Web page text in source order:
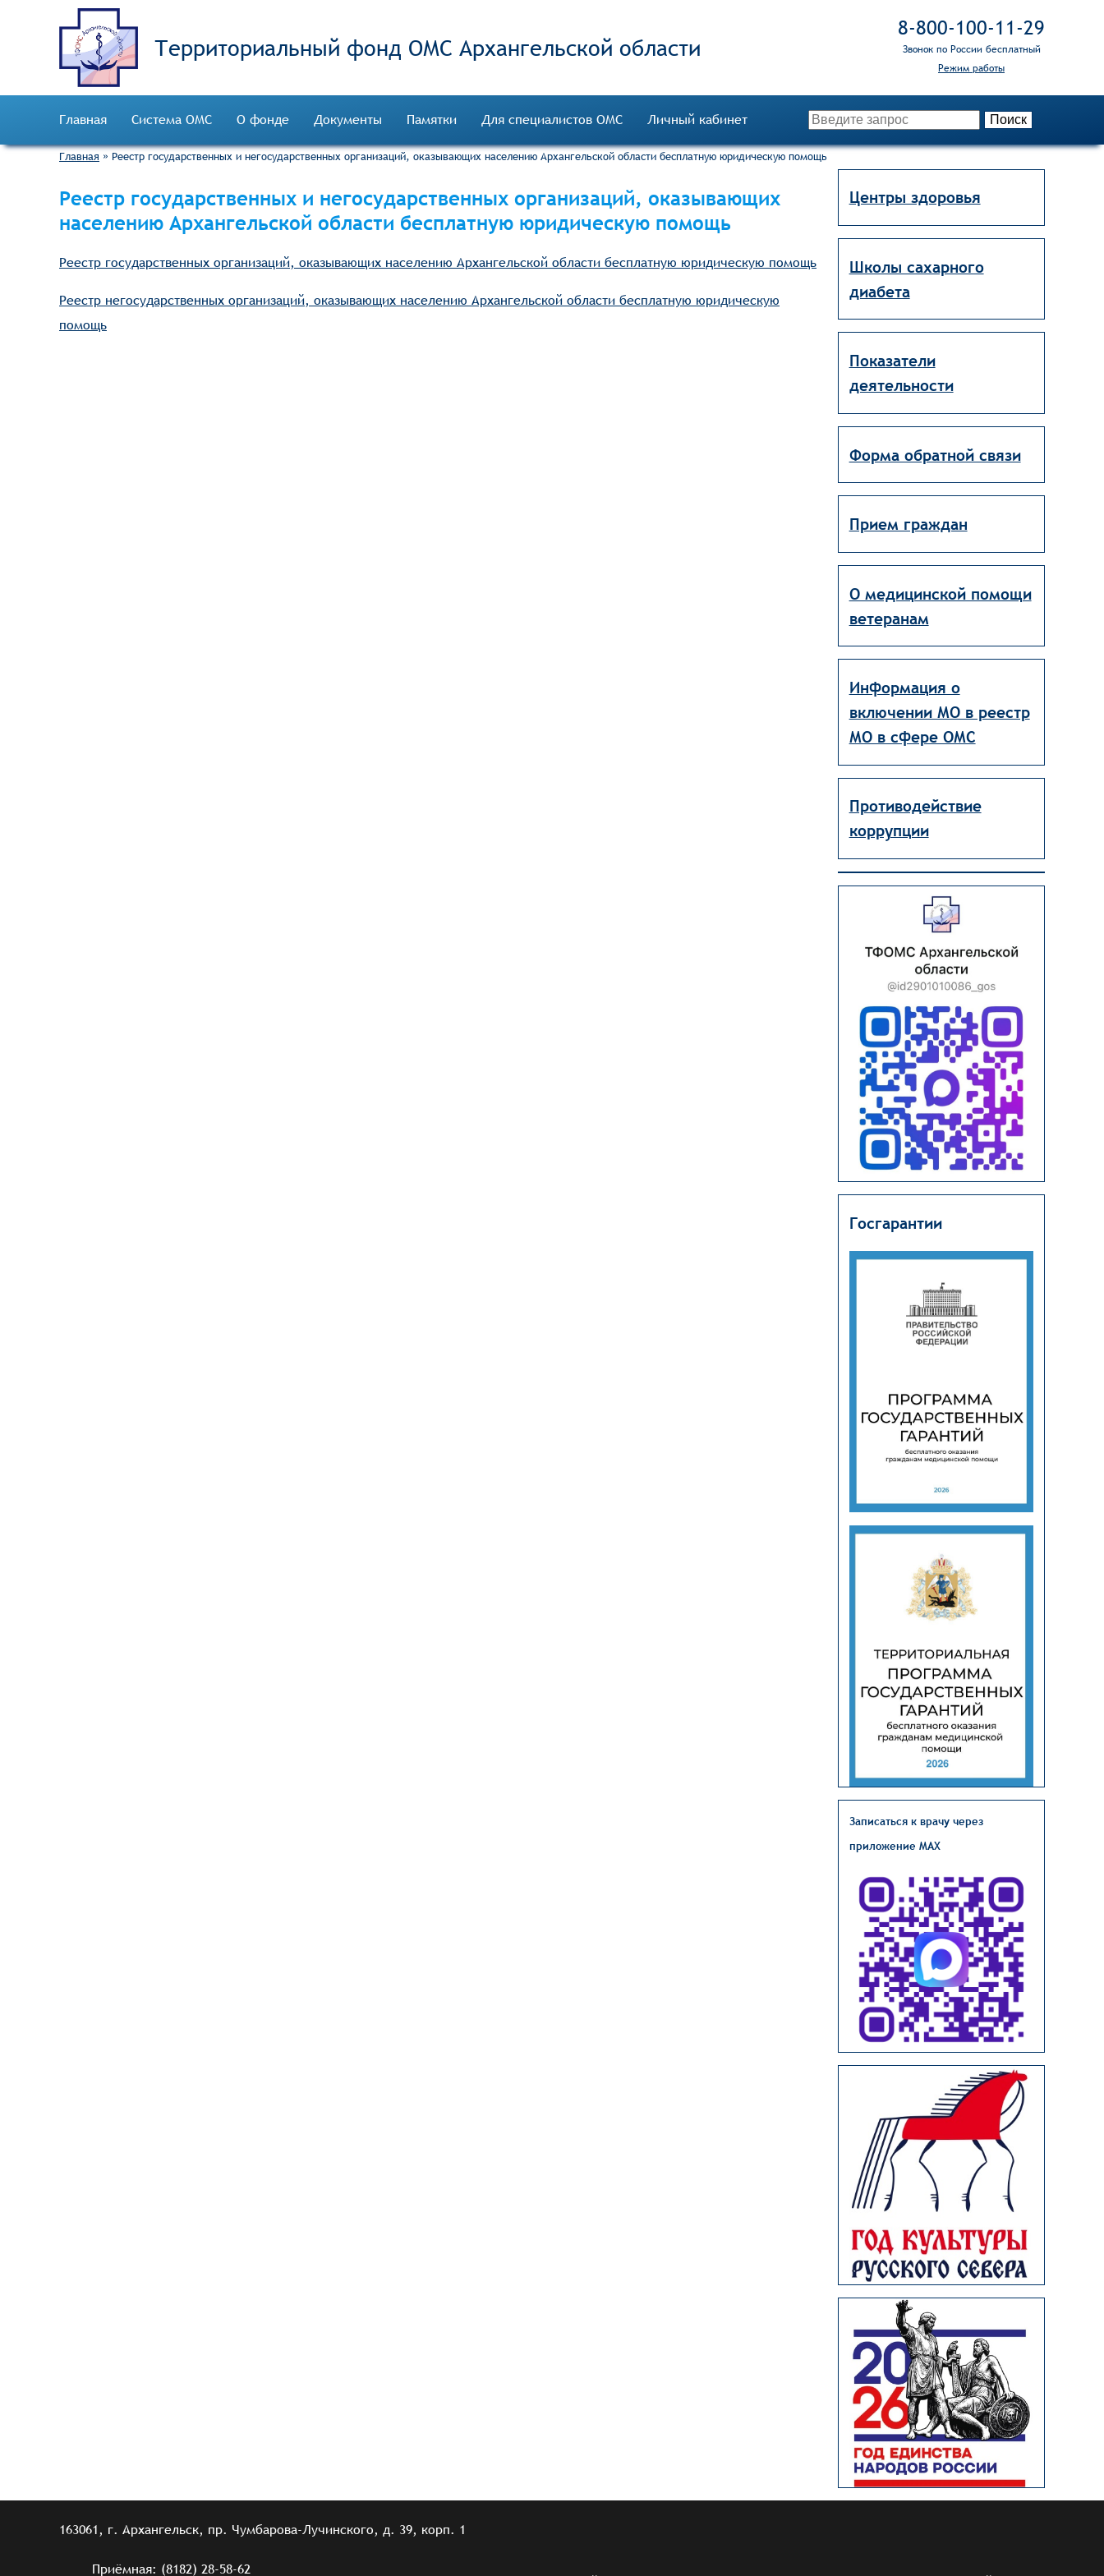
Территориальный фонд ОМС
8‑800‑100‑11‑29
Звонок по России бесплатный
Режим работы
Главная Система ОМС О фонде Документы Памятки Для специалистов ОМС Личный кабинет
Главная » Реестр государственных и негосударственных организаций, оказывающих населению Архангельской области бесплатную юридическую помощь
Реестр государственных и негосударственных организаций, оказывающих
населению Архангельской области бесплатную юридическую помощь
Реестр государственных организаций, оказывающих населению Архангельской области бесплатную юридическую помощь
Реестр негосударственных организаций, оказывающих населению Архангельской области бесплатную юридическую
помощь
Центры здоровья
Школы сахарного
диабета
Показатели
деятельности
Форма обратной связи
Прием граждан
О медицинской помощи
ветеранам
Информация о
включении МО в реестр
МО в сфере ОМС
Противодействие
коррупции
Госгарантии
Записаться к врачу через
приложение MAX
163061, г. Архангельск, пр. Чумбарова-Лучинского, д. 39, корп. 1
Приёмная: (8182) 28-58-62